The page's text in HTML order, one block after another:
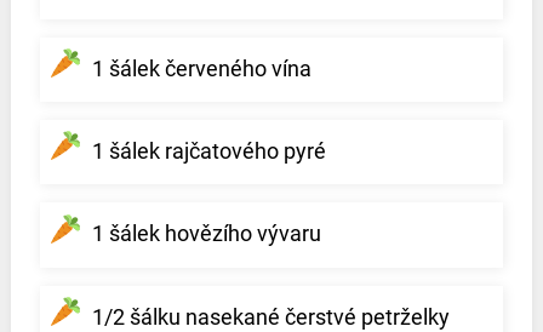
1 šálek červeného vína
1 šálek rajčatového pyré
1 šálek hovězího vývaru
1/2 šálku nasekané čerstvé petrželky